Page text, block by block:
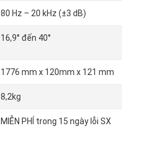
80 Hz – 20 kHz (±3 dB)
16,9° đến 40°
1776 mm x 120mm x 121 mm
8,2kg
MIỄN PHÍ trong 15 ngày lỗi SX